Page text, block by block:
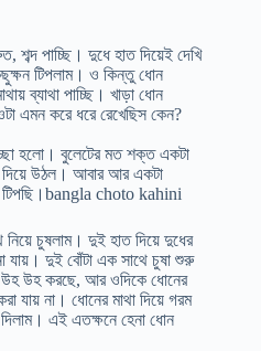
পাচ্ছি। দুধে হাত দিয়েই দেখি
টিপলাম। ও কিন্তু ধোন
ব্যাথা পাচ্ছি। খাড়া ধোন
এমন করে ধরে রেখেছিস কেন?
হলো। বুলেটের মত শক্ত একটা
দিয়ে উঠল। আবার আর একটা
টিপছি।bangla choto kahini
চুষলাম। দুই হাত দিয়ে দুধের
যায়। দুই বোঁটা এক সাথে চুষা শুরু
উহ করছে, আর ওদিকে ধোনের
যায় না। ধোনের মাথা দিয়ে গরম
এই এতক্ষনে হেনা ধোন